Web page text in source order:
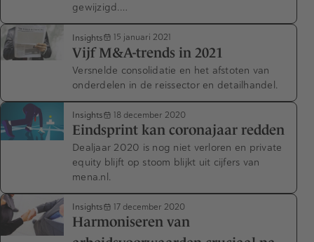
gewijzigd.…
Insights 15 januari 2021
Vijf M&A-trends in 2021
Versnelde consolidatie en het afstoten van
onderdelen in de reissector en detailhandel.
Insights 18 december 2020
Eindsprint kan coronajaar redden
Dealjaar 2020 is nog niet verloren en private
equity blijft op stoom blijkt uit cijfers van
mena.nl.
Insights 17 december 2020
Harmoniseren van